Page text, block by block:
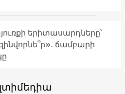
երիտասարդները՝
ճամբարի